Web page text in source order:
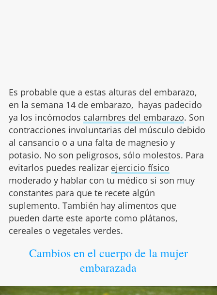
Es probable que a estas alturas del embarazo,
en la semana 14 de embarazo, hayas padecido
ya los incómodos calambres del embarazo. Son
contracciones involuntarias del músculo debido
al cansancio o a una falta de magnesio y
potasio. No son peligrosos, sólo molestos. Para
evitarlos puedes realizar ejercicio físico
moderado y hablar con tu médico si son muy
constantes para que te recete algún
suplemento. También hay alimentos que
pueden darte este aporte como plátanos,
cereales o vegetales verdes.
Cambios en el cuerpo de la mujer
embarazada